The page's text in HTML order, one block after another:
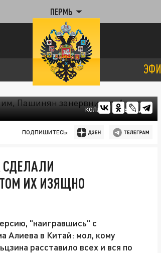
ПЕРМЬ
КОЛЛАЖ ЦАРЬГРАДА
ПОДПИШИТЕСЬ:
СДЕЛАЛИ
ИХ ИЗЯЩНО
"наигравшись" с
Алиева в Китай: мол, кому
расставило всех и вся по